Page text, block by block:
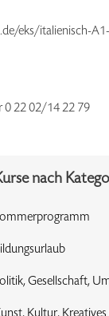
eks/italienisch-
0 22 02/14 22 79
nach
Gesellschaft,
Kultur,